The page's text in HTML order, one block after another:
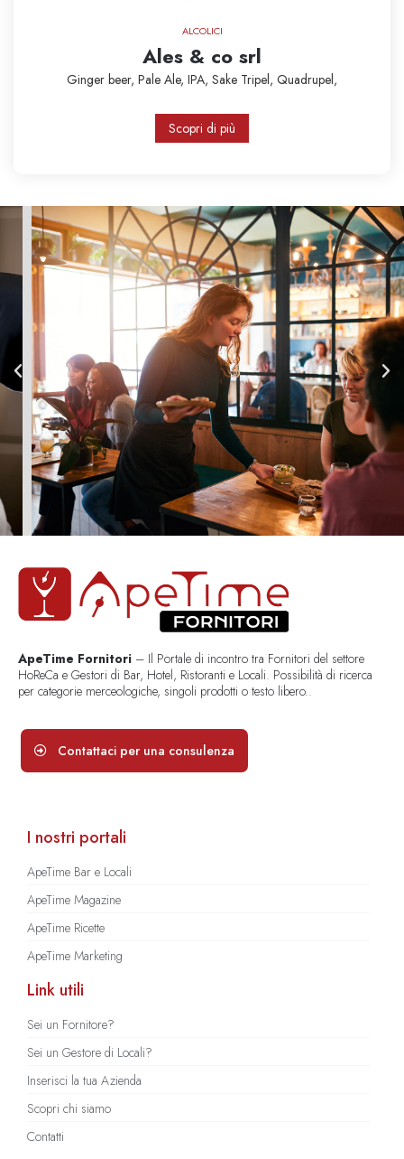
ALCOLICI
Ales & co srl
Ginger beer, Pale Ale, IPA, Sake Tripel, Quadrupel,
Scopri di più
ApeTime Fornitori – Il Portale di incontro tra Fornitori del settore
HoReCa e Gestori di Bar, Hotel, Ristoranti e Locali. Possibilità di ricerca
per categorie merceologiche, singoli prodotti o testo libero..
Contattaci per una consulenza
I nostri portali
ApeTime Bar e Locali
ApeTime Magazine
ApeTime Ricette
ApeTime Marketing
Link utili
Sei un Fornitore?
Sei un Gestore di Locali?
Inserisci la tua Azienda
Scopri chi siamo
Contatti